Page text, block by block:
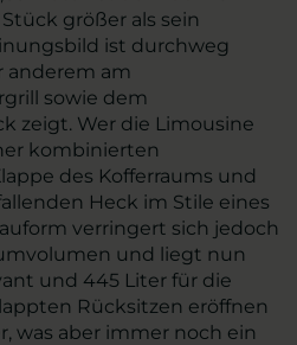
größer als sein
ist durchweg
anderem am
sowie dem
zeigt. Wer die Limousine
kombinierten
des Kofferraums und
Heck im Stile eines
verringert sich jedoch
und liegt nun
und 445 Liter für die
Rücksitzen eröffnen
was aber immer noch ein